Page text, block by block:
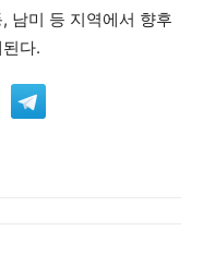
남미 등 지역에서 향후
다.